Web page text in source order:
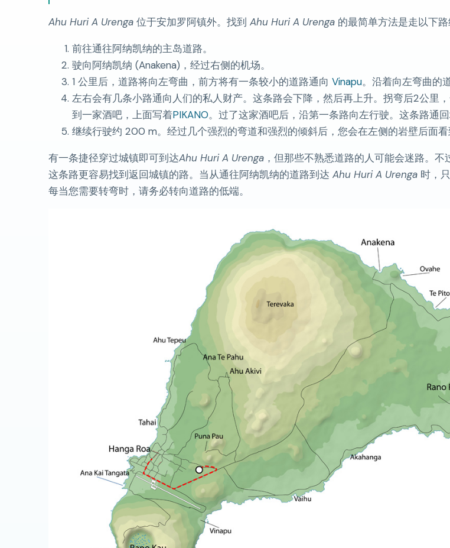
Ahu Huri A Urenga 位于安加罗阿镇外。找到 Ahu Huri A Urenga 的最简单方法是走以下路
前往通往阿纳凯纳的主岛道路。
驶向阿纳凯纳 (Anakena)，经过右侧的机场。
1 公里后，道路将向左弯曲，前方将有一条较小的道路通向 Vinapu。沿着向左弯曲的
左右会有几条小路通向人们的私人财产。这条路会下降，然后再上升。拐弯后2公里
到一家酒吧，上面写着PIKANO。过了这家酒吧后，沿第一条路向左行驶。这条路通回
继续行驶约 200 m。经过几个强烈的弯道和强烈的倾斜后，您会在左侧的岩壁后面看
有一条捷径穿过城镇即可到达Ahu Huri A Urenga ，但那些不熟悉道路的人可能会迷路。不
这条路更容易找到返回城镇的路。当从通往阿纳凯纳的道路到达 Ahu Huri A Urenga 时，
每当您需要转弯时，请务必转向道路的低端。